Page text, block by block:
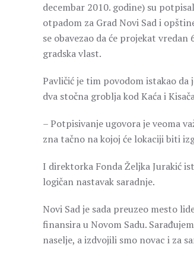
decembar 2010. godine) su
otpadom za Grad Novi Sad i
se obavezao da će projekat
gradska vlast.
Pavličić je tim povodom istakao da
dva stočna groblja kod Kaća i
– Potpisivanje ugovora je veoma
zna tačno na kojoj će lokaciji biti
I direktorka Fonda Željka Jurakić
logičan nastavak saradnje.
Novi Sad je sada preuzeo mesto
finansira u Novom Sadu.
naselje, a izdvojili smo novac i za